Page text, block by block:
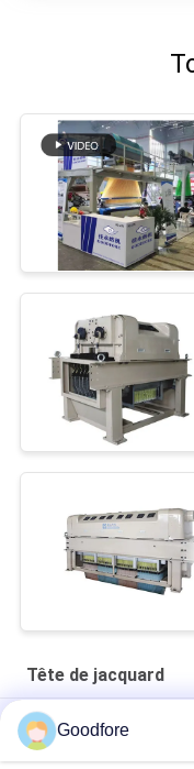
Tête de jacquard
machine électronique
électronique à grande
Goodfore